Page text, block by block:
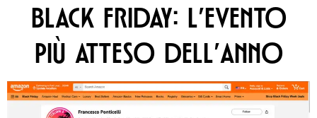
BLACK FRIDAY: L’EVENTO
PIÙ ATTESO DELL’ANNO